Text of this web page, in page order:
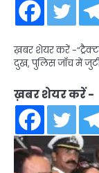
ख़बर शेयर करें -
दुख, पुलिस जाँच में
ख़बर शेयर करें -